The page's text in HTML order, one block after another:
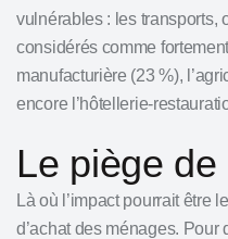
vulnérables : les transports,
considérés comme
manufacturière (23 %), l’
encore l’hôtellerie-
Le piège de
Là où l’impact pourrait être
d’achat des ménages.